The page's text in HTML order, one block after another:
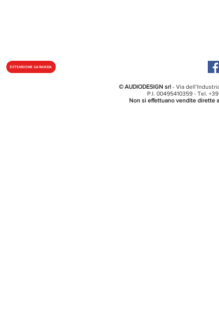
ESTENSIONE GARANZIA
© AUDIODESIGN srl - Via
P.I. 00495410359 - Tel.
Non si effettuano vendite dirette